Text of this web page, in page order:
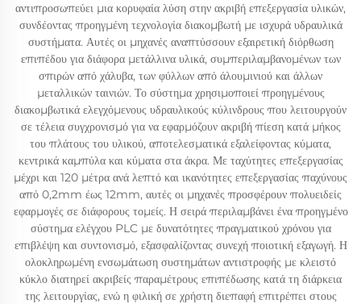
αντιπροσωπεύει μια κορυφαία λύση στην ακριβή επεξεργασία υλικών,
συνδέοντας προηγμένη τεχνολογία διακομβωτή με ισχυρά υδραυλικά
συστήματα. Αυτές οι μηχανές αναπτύσσουν εξαιρετική διόρθωση
επιπέδου για διάφορα μετάλλινα υλικά, συμπεριλαμβανομένων των
σπιρών από χάλυβα, των φύλλων από άλουμινιού και άλλων
μεταλλικών ταινιών. Το σύστημα χρησιμοποιεί προηγμένους
διακομβωτικά ελεγχόμενους υδραυλικούς κύλινδρους που λειτουργούν
σε τέλεια συγχρονισμό για να εφαρμόζουν ακριβή πίεση κατά μήκος
του πλάτους του υλικού, αποτελεσματικά εξαλείφοντας κύματα,
κεντρικά καμπύλα και κύματα στα άκρα. Με ταχύτητες επεξεργασίας
μέχρι και 120 μέτρα ανά λεπτό και ικανότητες επεξεργασίας παχύνους
από 0,2mm έως 12mm, αυτές οι μηχανές προσφέρουν πολυειδείς
εφαρμογές σε διάφορους τομείς. Η σειρά περιλαμβάνει ένα προηγμένο
σύστημα ελέγχου PLC με δυνατότητες πραγματικού χρόνου για
επιβλέψη και συντονισμό, εξασφαλίζοντας συνεχή ποιοτική εξαγωγή. Η
ολοκληρωμένη ενσωμάτωση συστημάτων αντιστροφής με κλειστό
κύκλο διατηρεί ακριβείς παραμέτρους επιπέδωσης κατά τη διάρκεια
της λειτουργίας, ενώ η φιλική σε χρήστη διεπαφή επιτρέπει στους